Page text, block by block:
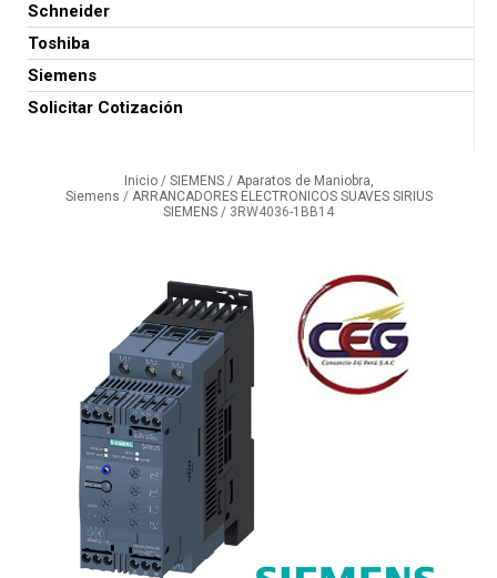
Schneider
Toshiba
Siemens
Solicitar Cotización
Inicio/ SIEMENS/ Aparatos de Maniobra,
Siemens / ARRANCADORES ELECTRONICOS SUAVES SIRIUS
SIEMENS / 3RW4036-1BB14